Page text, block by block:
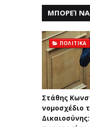
ΜΠΟΡΕΊ
ΠΟΛΙΤΙΚΑ
Στάθης
νομοσχέδιο